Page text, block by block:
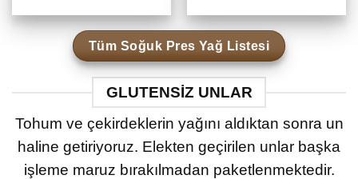
Tüm Soğuk Pres Yağ Listesi
GLUTENSIZ UNLAR
Tohum ve çekirdeklerin yağını aldıktan sonra un
haline getiriyoruz. Elekten geçirilen unlar başka
işleme maruz bırakılmadan paketlenmektedir.